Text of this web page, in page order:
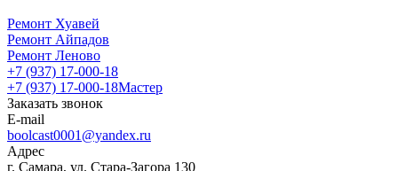
Ремонт Хуавей
Ремонт Айпадов
Ремонт Леново
+7 (937) 17-000-18
+7 (937) 17-000-18Мастер
Заказать звонок
E-mail
boolcast0001@yandex.ru
Адрес
г. Самара, ул. Стара-Загора 130